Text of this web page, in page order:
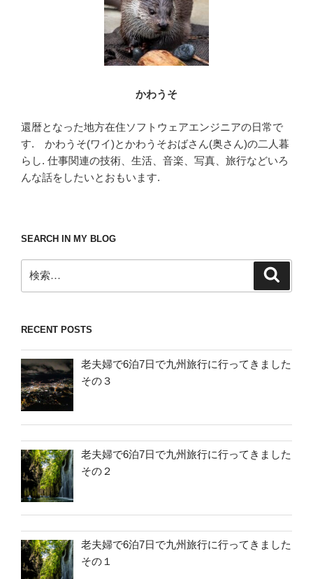
かわうそ
還暦となった地方在住ソフトウェアエンジニアの日常で
す. かわうそ(ワイ)とかわうそおばさん(奥さん)の二人暮
らし. 仕事関連の技術、生活、音楽、写真、旅行などいろ
んな話をしたいとおもいます.
SEARCH IN MY BLOG
索:
RECENT POSTS
老夫婦で6泊7日で九州旅行に行ってきました
その３
老夫婦で6泊7日で九州旅行に行ってきました
その２
老夫婦で6泊7日で九州旅行に行ってきました
その１